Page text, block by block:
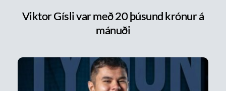
Viktor Gísli var með 20 þúsund krónur á
mánuði